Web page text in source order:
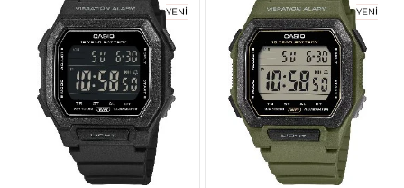
6 232,82 ₺ 1.396,92 ₺
203,81 ₺ 1.426,67 ₺
8 182,21 ₺ 1.457,68 ₺
9 1.489,95 ₺
- Kargonuz elinize ulaştığı tarihten itibaren 14 gün içerisinde
iade edebilirsiniz.